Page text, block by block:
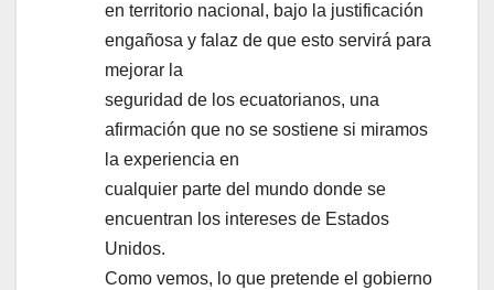
en territorio nacional, bajo la justificación
engañosa y falaz de que esto servirá para
mejorar la
seguridad de los ecuatorianos, una
afirmación que no se sostiene si miramos
la experiencia en
cualquier parte del mundo donde se
encuentran los intereses de Estados
Unidos.
Como vemos, lo que pretende el gobierno